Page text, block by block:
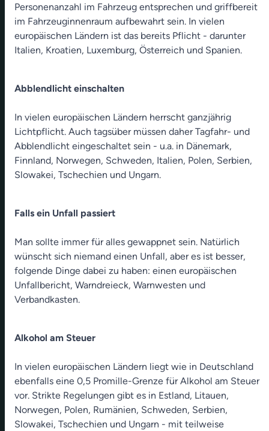
Personenanzahl im Fahrzeug entsprechen und griffbereit
im Fahrzeuginnenraum aufbewahrt sein. In vielen
europäischen Ländern ist das bereits Pflicht - darunter
Italien, Kroatien, Luxemburg, Österreich und Spanien.
Abblendlicht einschalten
In vielen europäischen Ländern herrscht ganzjährig
Lichtpflicht. Auch tagsüber müssen daher Tagfahr- und
Abblendlicht eingeschaltet sein - u.a. in Dänemark,
Finnland, Norwegen, Schweden, Italien, Polen, Serbien,
Slowakei, Tschechien und Ungarn.
Falls ein Unfall passiert
Man sollte immer für alles gewappnet sein. Natürlich
wünscht sich niemand einen Unfall, aber es ist besser,
folgende Dinge dabei zu haben: einen europäischen
Unfallbericht, Warndreieck, Warnwesten und
Verbandkasten.
Alkohol am Steuer
In vielen europäischen Ländern liegt wie in Deutschland
ebenfalls eine 0,5 Promille-Grenze für Alkohol am Steuer
vor. Strikte Regelungen gibt es in Estland, Litauen,
Norwegen, Polen, Rumänien, Schweden, Serbien,
Slowakei, Tschechien und Ungarn - mit teilweise